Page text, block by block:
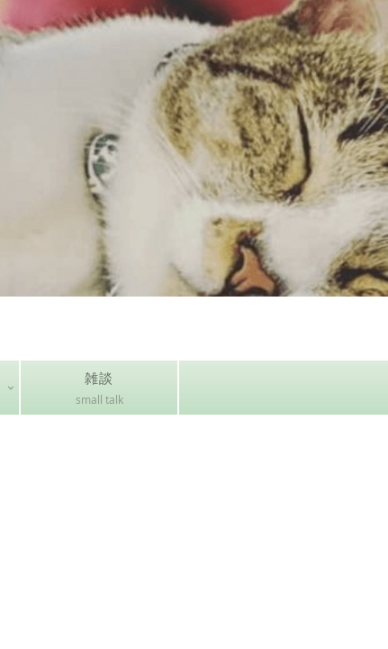
雑談
small talk